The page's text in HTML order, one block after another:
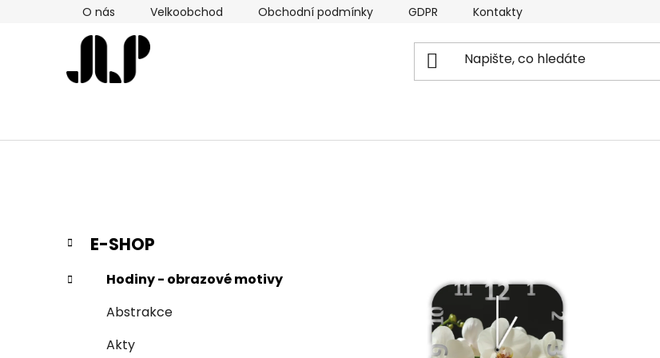
O nás Velkoobchod Obchodní podmínky GDPR Kontakty
P
s
Přeskočit
kategorie
K
a
t
e
E-SHOP
Hodiny - obrazové motivy
Abstrakce
Akty